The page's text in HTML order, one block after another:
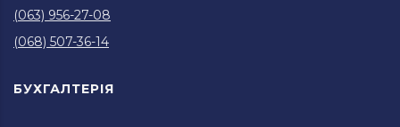
(063) 956-27-08
(068) 507-36-14
БУХГАЛТЕРІЯ